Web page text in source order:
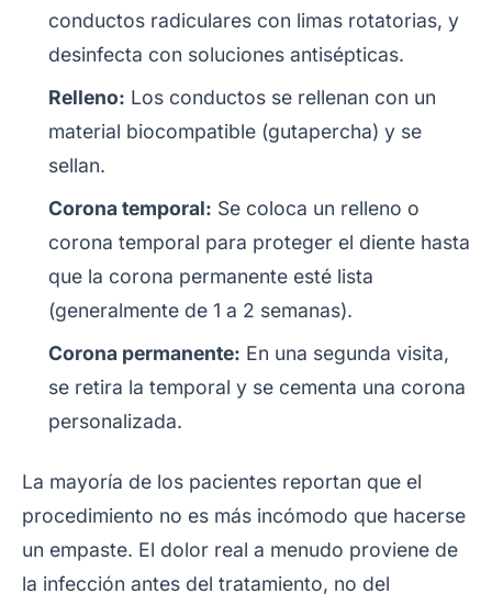
conductos radiculares con limas rotatorias, y
desinfecta con soluciones antisépticas.
Relleno: Los conductos se rellenan con un
material biocompatible (gutapercha) y se
sellan.
Corona temporal: Se coloca un relleno o
corona temporal para proteger el diente hasta
que la corona permanente esté lista
(generalmente de 1 a 2 semanas).
Corona permanente: En una segunda visita,
se retira la temporal y se cementa una corona
personalizada.
La mayoría de los pacientes reportan que el
procedimiento no es más incómodo que hacerse
un empaste. El dolor real a menudo proviene de
la infección antes del tratamiento, no del